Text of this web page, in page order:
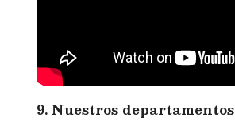
9. Nuestros departamentos